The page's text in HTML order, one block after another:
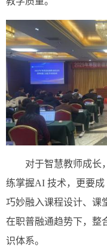
对于智慧教师成长
练掌握AI 技术，更要
巧妙融入课程设计、课
在职普融通趋势下，整
识体系。